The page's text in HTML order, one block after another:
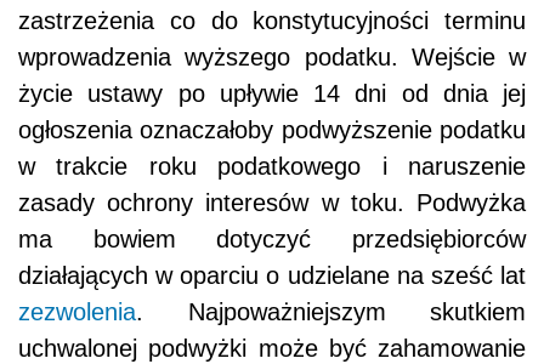
zastrzeżenia co do konstytucyjności terminu
wprowadzenia wyższego podatku. Wejście w
życie ustawy po upływie 14 dni od dnia jej
ogłoszenia oznaczałoby podwyższenie podatku
w trakcie roku podatkowego i naruszenie
zasady ochrony interesów w toku. Podwyżka
ma bowiem dotyczyć przedsiębiorców
działających w oparciu o udzielane na sześć lat
zezwolenia. Najpoważniejszym skutkiem
uchwalonej podwyżki może być zahamowanie